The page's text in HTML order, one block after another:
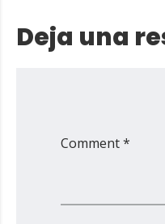
Deja una
Comment *